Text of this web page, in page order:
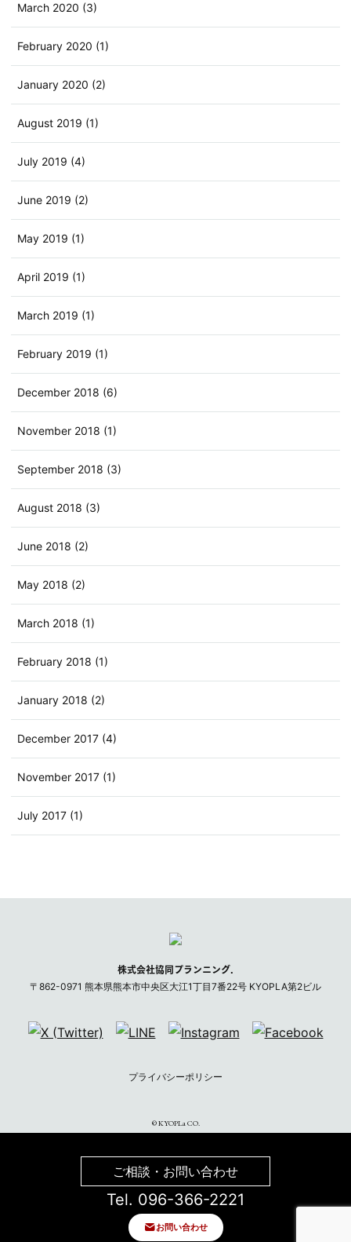
March 2020 (3)
February 2020 (1)
January 2020 (2)
August 2019 (1)
July 2019 (4)
June 2019 (2)
May 2019 (1)
April 2019 (1)
March 2019 (1)
February 2019 (1)
December 2018 (6)
November 2018 (1)
September 2018 (3)
August 2018 (3)
June 2018 (2)
May 2018 (2)
March 2018 (1)
February 2018 (1)
January 2018 (2)
December 2017 (4)
November 2017 (1)
July 2017 (1)
株式会社協同プランニング.
〒 862-0971 熊本県熊本市中央区大江1丁目7番22号 KYOPLA第2ビル
プライバシーポリシー
©︎ KYOPLa CO.
ご相談・お問い合わせ
Tel. 096-366-2221
お問い合わせ